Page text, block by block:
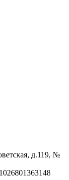
д.119, №